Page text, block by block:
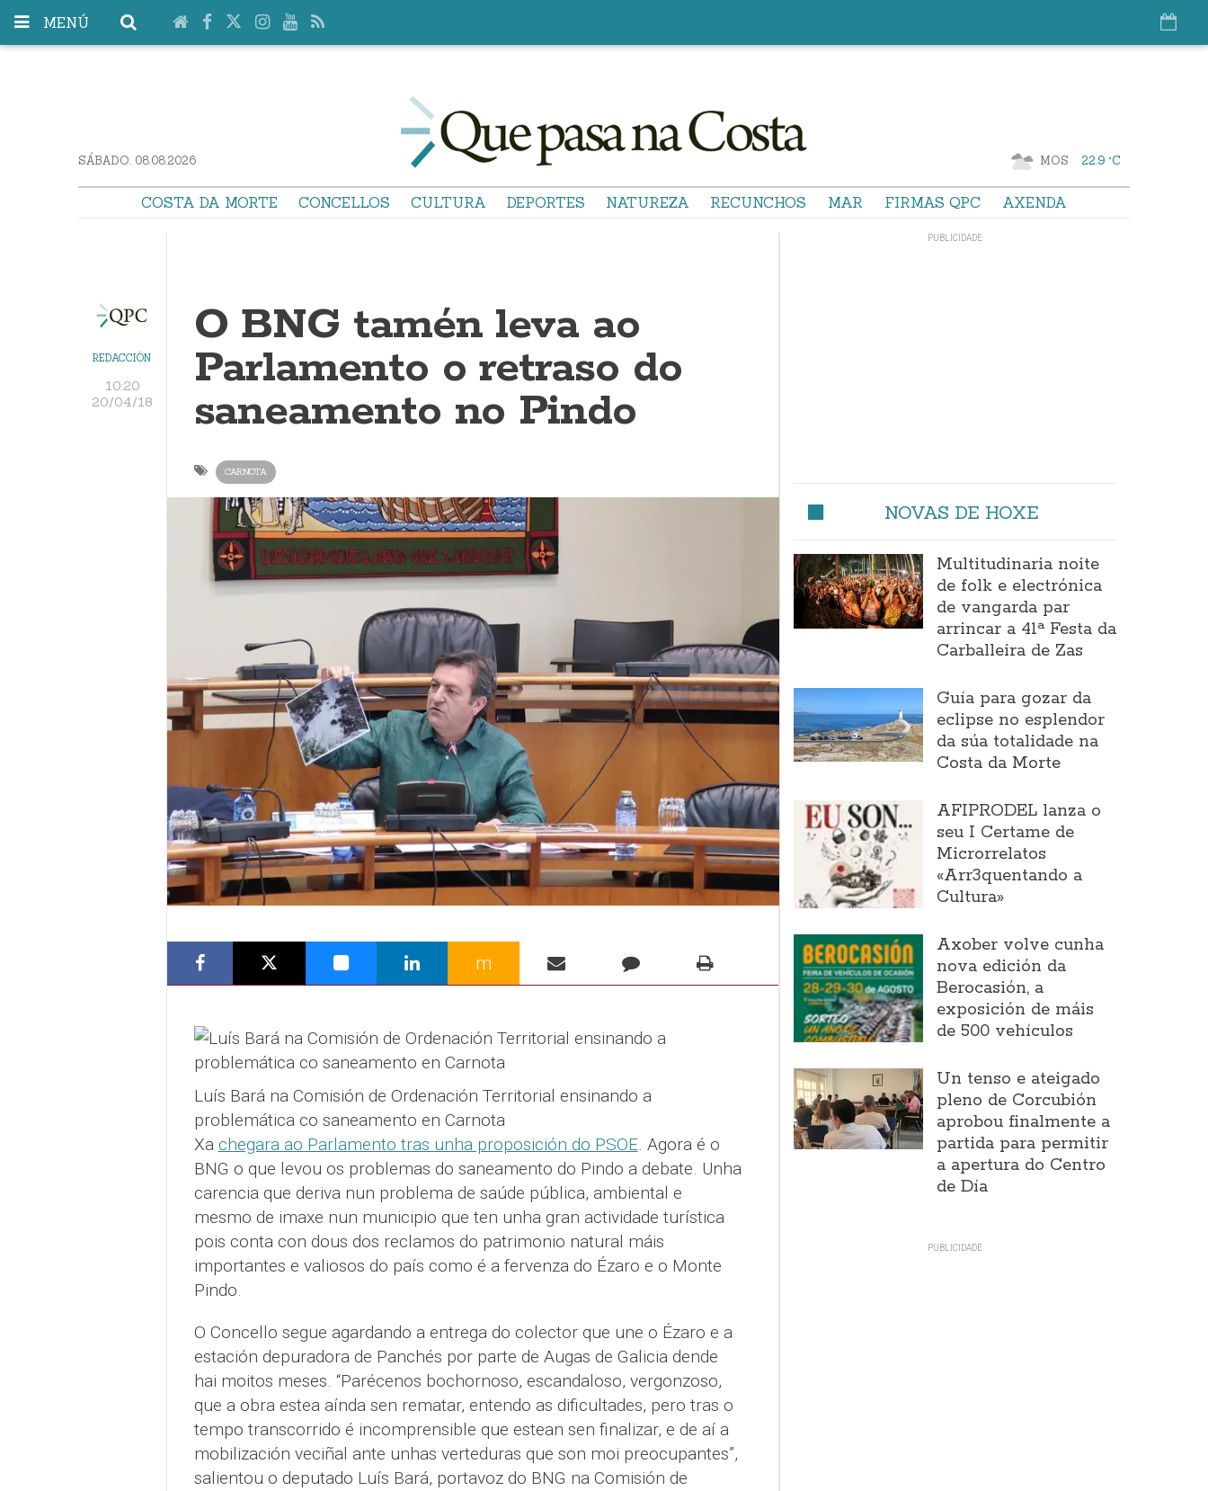
MENÚ
SÁBADO. 08.08.2026 MOS 22.9 °C
COSTA DA MORTE CONCELLOS CULTURA DEPORTES NATUREZA RECUNCHOS MAR FIRMAS QPC AXENDA
REDACCIÓN
10:20
20/04/18
O BNG tamén leva ao
Parlamento o retraso do
saneamento no Pindo
CARNOTA
m
Luís Bará na Comisión de Ordenación Territorial ensinando a
problemática co saneamento en Carnota
Xa chegara ao Parlamento tras unha proposición do PSOE. Agora é o
BNG o que levou os problemas do saneamento do Pindo a debate. Unha
carencia que deriva nun problema de saúde pública, ambiental e
mesmo de imaxe nun municipio que ten unha gran actividade turística
pois conta con dous dos reclamos do patrimonio natural máis
importantes e valiosos do país como é a fervenza do Ézaro e o Monte
Pindo.
O Concello segue agardando a entrega do colector que une o Ézaro e a
estación depuradora de Panchés por parte de Augas de Galicia dende
hai moitos meses. “Parécenos bochornoso, escandaloso, vergonzoso,
que a obra estea aínda sen rematar, entendo as dificultades, pero tras o
tempo transcorrido é incomprensible que estean sen finalizar, e de aí a
mobilización veciñal ante unhas verteduras que son moi preocupantes”,
salientou o deputado Luís Bará, portavoz do BNG na Comisión de
NOVAS DE HOXE
Multitudinaria noite
de folk e electrónica
de vangarda par
arrincar a 41ª Festa da
Carballeira de Zas
Guía para gozar da
eclipse no esplendor
da súa totalidade na
Costa da Morte
AFIPRODEL lanza o
seu I Certame de
Microrrelatos
«Arr3quentando a
Cultura»
Axober volve cunha
nova edición da
Berocasión, a
exposición de máis
de 500 vehículos
Un tenso e ateigado
pleno de Corcubión
aprobou finalmente a
partida para permitir
a apertura do Centro
de Día